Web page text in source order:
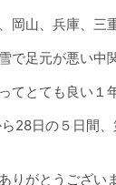
岡山、兵庫、三
で足元が悪い中
てとても良い１
28日の５日間
りがとうござい